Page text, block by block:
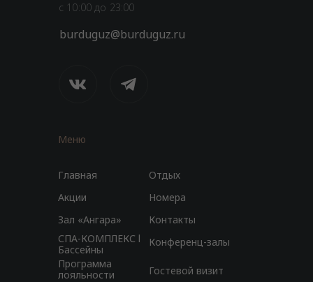
Меню
burduguz@burduguz.ru
Главная
Отдых
Акции
Номера
Зал «Ангара»
Контакты
СПА-КОМПЛЕКС l
Бассейны
Конференц-залы
Программа
лояльности
Гостевой визит
с 10:00 до 23:00